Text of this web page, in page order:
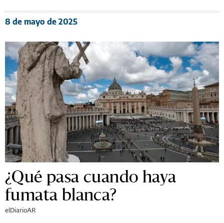
8 de mayo de 2025
¿Qué pasa cuando haya
fumata blanca?
elDiarioAR